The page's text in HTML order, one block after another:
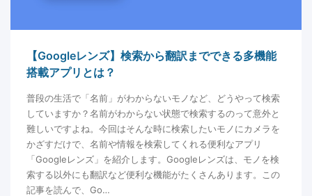
【Googleレンズ】検索から翻訳までできる多機能
搭載アプリとは？
普段の生活で「名前」がわからないモノなど、どうやって検索
していますか？名前がわからない状態で検索するのって意外と
難しいですよね。今回はそんな時に検索したいモノにカメラを
かざすだけで、名前や情報を検索してくれる便利なアプリ
「Googleレンズ」を紹介します。Googleレンズは、モノを検
索する以外にも翻訳など便利な機能がたくさんあります。この
記事を読んで、Go…